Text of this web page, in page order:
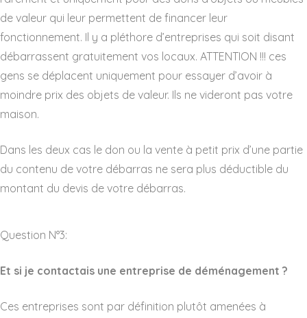
de valeur qui leur permettent de financer leur
fonctionnement. Il y a pléthore d’entreprises qui soit disant
débarrassent gratuitement vos locaux. ATTENTION !!! ces
gens se déplacent uniquement pour essayer d’avoir à
moindre prix des objets de valeur. Ils ne videront pas votre
maison.
Dans les deux cas le don ou la vente à petit prix d’une partie
du contenu de votre débarras ne sera plus déductible du
montant du devis de votre débarras.
Question N°3:
Et si je contactais une entreprise de déménagement ?
Ces entreprises sont par définition plutôt amenées à